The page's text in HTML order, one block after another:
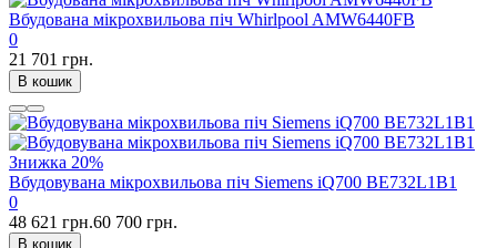
Вбудована мікрохвильова піч Whirlpool AMW6440FB
0
21 701 грн.
В кошик
Знижка 20%
Вбудовувана мікрохвильова піч Siemens iQ700 BE732L1B1
0
48 621 грн.60 700 грн.
В кошик